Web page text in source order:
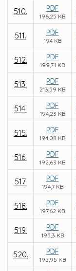
510. PDF
196,25 KB
511. PDF
194 KB
512. PDF
199,71 KB
513. PDF
213,59 KB
514. PDF
194,23 KB
515. PDF
194,08 KB
516. PDF
192,63 KB
517. PDF
194,7 KB
518. PDF
197,62 KB
519. PDF
195,3 KB
520. PDF
195,95 KB